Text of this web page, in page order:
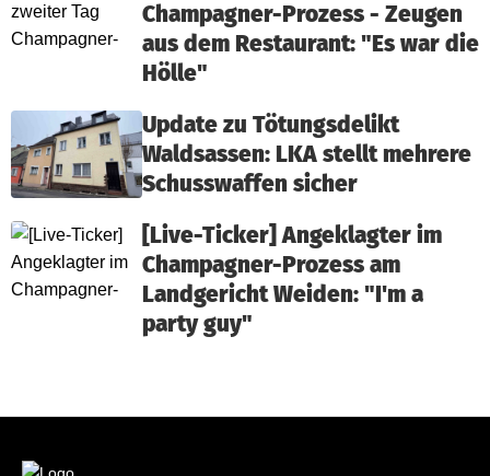
Champagner-Prozess - Zeugen
aus dem Restaurant: "Es war die
Hölle"
Update zu Tötungsdelikt
Waldsassen: LKA stellt mehrere
Schusswaffen sicher
[Live-Ticker] Angeklagter im
Champagner-Prozess am
Landgericht Weiden: "I'm a
party guy"